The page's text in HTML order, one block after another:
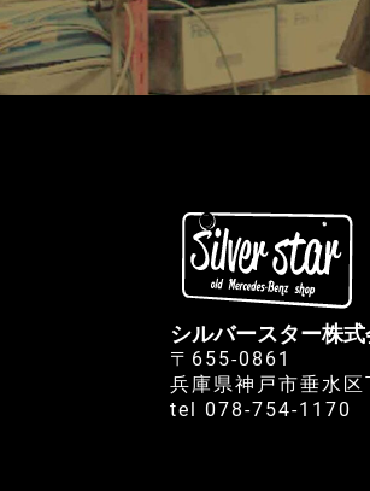
シルバースター株
〒655-0861
兵庫県神戸市垂水
tel 078-754-1170